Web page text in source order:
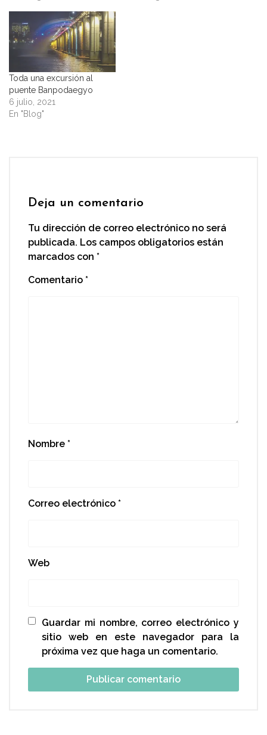
Toda una excursión al
puente Banpodaegyo
6 julio, 2021
En "Blog"
Deja un comentario
Tu dirección de correo electrónico no será
publicada. Los campos obligatorios están
marcados con *
Comentario *
Nombre *
Correo electrónico *
Web
Guardar mi nombre, correo electrónico y
sitio web en este navegador para la
próxima vez que haga un comentario.